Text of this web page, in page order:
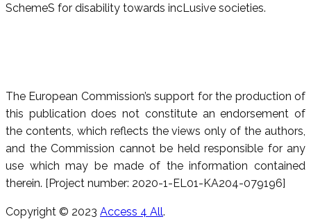
SchemeS for disability towards incLusive societies.
The European Commission’s support for the production of
this publication does not constitute an endorsement of
the contents, which reflects the views only of the authors,
and the Commission cannot be held responsible for any
use which may be made of the information contained
therein. [Project number: 2020-1-EL01-KA204-079196]
Copyright © 2023 Access 4 All.